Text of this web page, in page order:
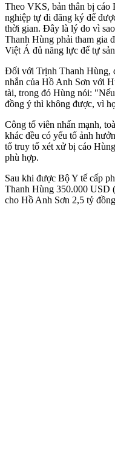
Theo VKS, bản thân bị cáo
nghiệp tự đi đăng ký để
thời gian. Đây là lý do vì
Thanh Hùng phải tham gia
Việt Á đủ năng lực để tự
Đối với Trịnh Thanh Hùng,
nhắn của Hồ Anh Sơn với
tài, trong đó Hùng nói:
đồng ý thì không được, vì
Công tố viên nhấn mạnh,
khác đều có yếu tố ảnh
tố truy tố xét xử bị cáo
phù hợp.
Sau khi được Bộ Y tế cấp
Thanh Hùng 350.000 USD
cho Hồ Anh Sơn 2,5 tỷ